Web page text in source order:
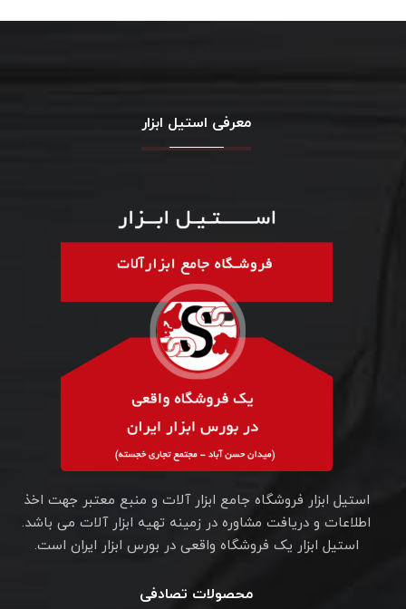
معرفی استیل ابزار
استیل ابزار فروشگاه جامع ابزار آلات و منبع معتبر جهت اخذ
اطلاعات و دریافت مشاوره در زمینه تهیه ابزار آلات می باشد.
استیل ابزار یک فروشگاه واقعی در بورس ابزار ایران است.
محصولات تصادفی